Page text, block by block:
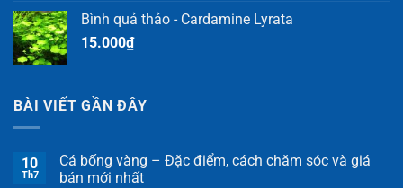
Bình quả thảo - Cardamine Lyrata
15.000₫
BÀI VIẾT GẦN ĐÂY
10
Th7
Cá bống vàng – Đặc điểm, cách chăm sóc và giá
bán mới nhất